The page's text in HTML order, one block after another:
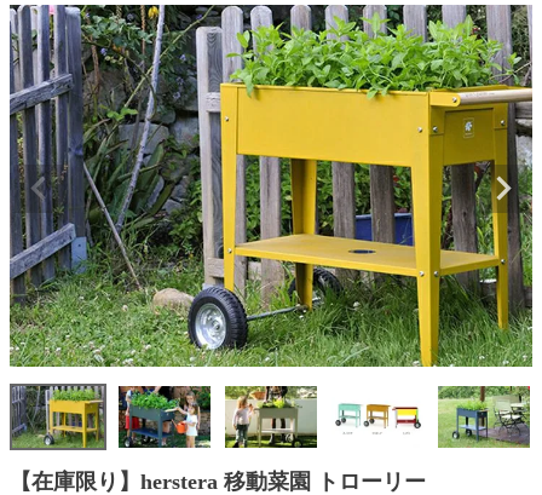
【在庫限り】herstera 移動菜園 トローリー